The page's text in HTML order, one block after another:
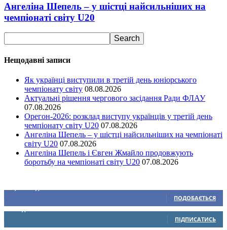
Ангеліна Шепель – у шістці найсильніших на
чемпіонаті світу U20
Нещодавні записи
Як українці виступили в третій день юніорського
чемпіонату світу 08.08.2026
Актуальні рішення чергового засідання Ради ФЛАУ
07.08.2026
Орегон-2026: розклад виступу українців у третій день
чемпіонату світу U20 07.08.2026
Ангеліна Шепель – у шістці найсильніших на чемпіонаті
світу U20 07.08.2026
Ангеліна Шепель і Євген Жмайло продовжують
боротьбу на чемпіонаті світу U20 07.08.2026
ПОДОБАЄТЬСЯ
0 Підписників
ПІДПИСАТИСЬ